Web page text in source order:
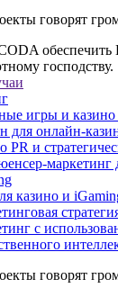
говорят
обеспечить
господству.
игры и казино
для онлайн-
PR и
маркетинг
казино и
с
говорят